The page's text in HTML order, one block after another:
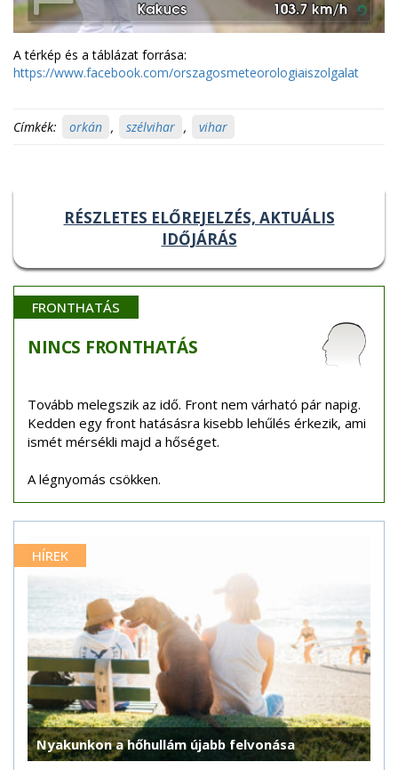
A térkép és a táblázat forrása:
https://www.facebook.com/orszagosmeteorologiaiszolgalat
Címkék: orkán , szélvihar , vihar
RÉSZLETES ELŐREJELZÉS, AKTUÁLIS
IDŐJÁRÁS
FRONTHATÁS
NINCS FRONTHATÁS
Tovább melegszik az idő. Front nem várható pár napig.
Kedden egy front hatásásra kisebb lehűlés érkezik, ami
ismét mérsékli majd a hőséget.
A légnyomás csökken.
HÍREK
Nyakunkon a hőhullám újabb felvonása